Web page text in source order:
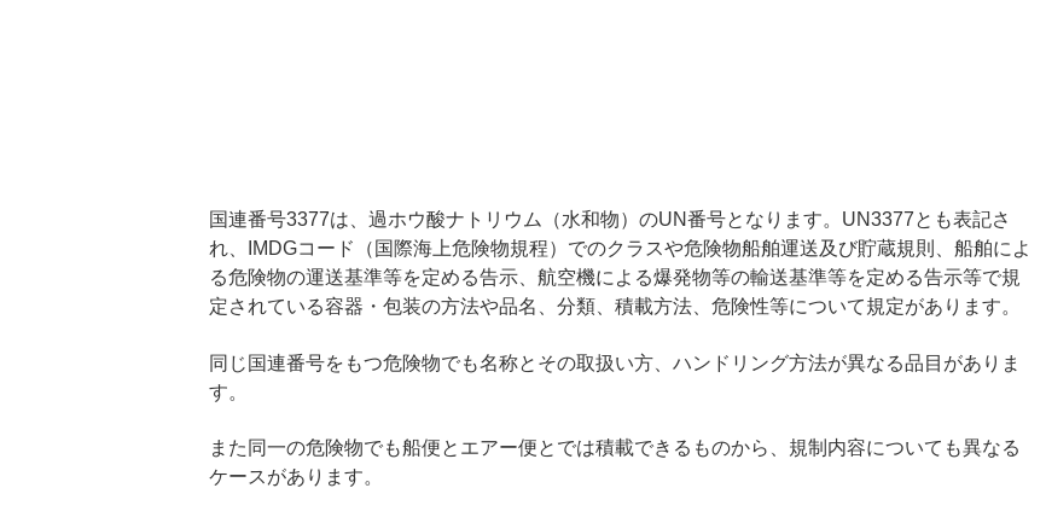
国連番号3377は、過ホウ酸ナトリウム（水和物）のUN番号となります。UN3377とも表記さ
れ、IMDGコード（国際海上危険物規程）でのクラスや危険物船舶運送及び貯蔵規則、船舶によ
る危険物の運送基準等を定める告示、航空機による爆発物等の輸送基準等を定める告示等で規
定されている容器・包装の方法や品名、分類、積載方法、危険性等について規定があります。
同じ国連番号をもつ危険物でも名称とその取扱い方、ハンドリング方法が異なる品目がありま
す。
また同一の危険物でも船便とエアー便とでは積載できるものから、規制内容についても異なる
ケースがあります。